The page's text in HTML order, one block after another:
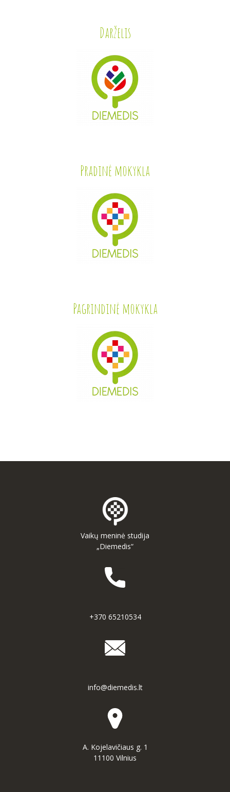
Darželis
Pradinė mokykla
Pagrindinė mokykla
Vaikų meninė studija
„Diemedis“
+370 65210534
info@diemedis.lt
A. Kojelavičiaus g. 1
11100 Vilnius